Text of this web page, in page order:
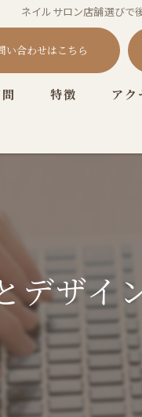
ネイルサロン店舗選びで
い合わせはこちら
特徴
シンプル
アク
デザイ